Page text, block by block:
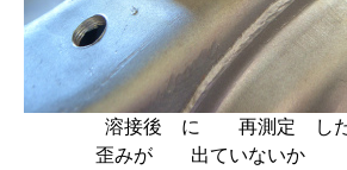
溶接後 に 再測定 し
歪みが 出ていないか